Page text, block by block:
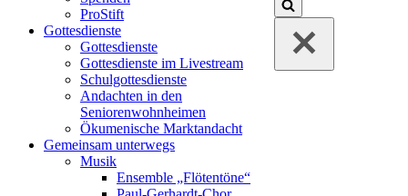
ProStift
Gottesdienste
Gottesdienste
Gottesdienste im Livestream
Schulgottesdienste
Andachten in den
Seniorenwohnheimen
Ökumenische Marktandacht
Gemeinsam unterwegs
Musik
Ensemble „Flötentöne“